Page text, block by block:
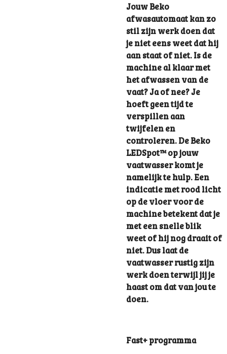
Jouw Beko
afwasautomaat kan zo
stil zijn werk doen dat
je niet eens weet dat hij
aan staat of niet. Is de
machine al klaar met
het afwassen van de
vaat? Ja of nee? Je
hoeft geen tijd te
verspillen aan
twijfelen en
controleren. De Beko
LEDSpot™ op jouw
vaatwasser komt je
namelijk te hulp. Een
indicatie met rood licht
op de vloer voor de
machine betekent dat je
met een snelle blik
weet of hij nog draait of
niet. Dus laat de
vaatwasser rustig zijn
werk doen terwijl jij je
haast om dat van jou te
doen.
Fast+ programma